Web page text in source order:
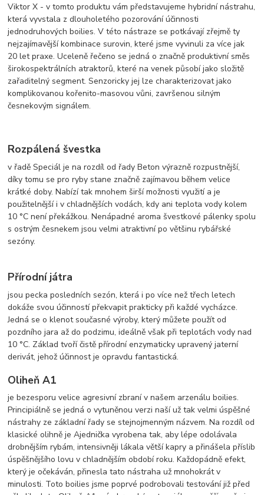
Viktor X - v tomto produktu vám představujeme hybridní nástrahu,
která vyvstala z dlouholetého pozorování účinnosti
jednodruhových boilies. V této nástraze se potkávají zřejmě ty
nejzajímavější kombinace surovin, které jsme vyvinuli za více jak
20 let praxe. Uceleně řečeno se jedná o značně produktivní směs
širokospektrálních atraktorů, které na venek působí jako složitě
zařaditelný segment. Senzoricky jej lze charakterizovat jako
komplikovanou kořenito-masovou vůni, završenou silným
česnekovým signálem.
Rozpálená švestka
v řadě Speciál je na rozdíl od řady Beton výrazně rozpustnější,
díky tomu se pro ryby stane značně zajímavou během velice
krátké doby. Nabízí tak mnohem širší možnosti využití a je
použitelnější i v chladnějších vodách, kdy ani teplota vody kolem
10 °C není překážkou. Nenápadné aroma švestkové pálenky spolu
s ostrým česnekem jsou velmi atraktivní po většinu rybářské
sezóny.
Přírodní játra
jsou pecka posledních sezón, která i po více než třech letech
dokáže svou účinností překvapit prakticky při každé vycházce.
Jedná se o klenot současné výroby, který můžete použít od
pozdního jara až do podzimu, ideálně však při teplotách vody nad
10 °C. Základ tvoří čistě přírodní enzymaticky upravený jaterní
derivát, jehož účinnost je opravdu fantastická.
Oliheň A1
je bezesporu velice agresivní zbraní v našem arzenálu boilies.
Principiálně se jedná o vytuněnou verzi naší už tak velmi úspěšné
nástrahy ze základní řady se stejnojmenným názvem. Na rozdíl od
klasické olihně je Ajednička vyrobena tak, aby lépe odolávala
drobnějším rybám, intensivněji lákala větší kapry a přinášela příslib
úspěšnějšího lovu v chladnějším období roku. Každopádně efekt,
který je očekáván, přinesla tato nástraha už mnohokrát v
minulosti. Toto boilies jsme poprvé podrobovali testování již před